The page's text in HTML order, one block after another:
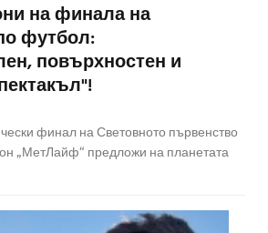
на финала на
футбол:
повърхностен и
финал на Световното първенство
„МетЛайф“ предложи на планетата